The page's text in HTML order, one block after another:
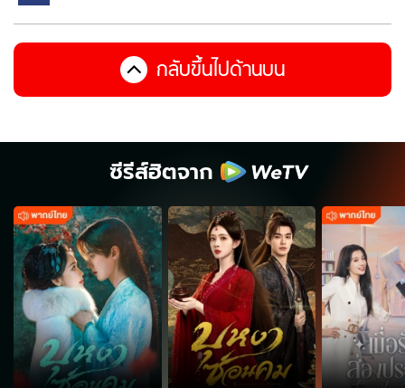
กลับขึ้นไปด้านบน
ซีรีส์ฮิตจาก